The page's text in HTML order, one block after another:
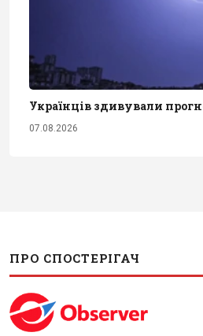
Українців здивували
07.08.2026
ПРО СПОСТЕРІГАЧ